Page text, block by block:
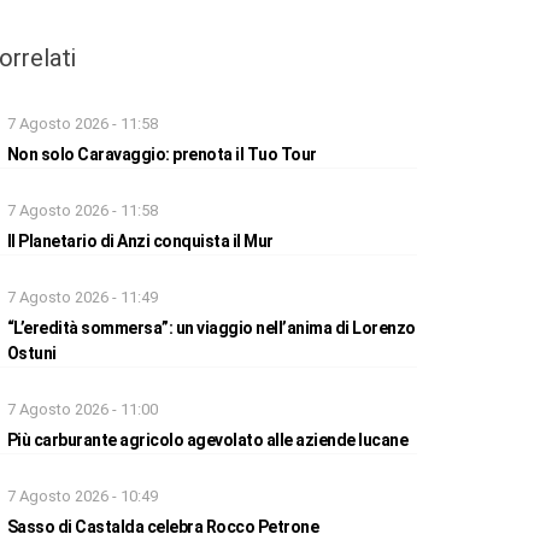
7 Agosto 2026 - 11:58
Non solo Caravaggio: prenota il Tuo Tour
7 Agosto 2026 - 11:58
Il Planetario di Anzi conquista il Mur
7 Agosto 2026 - 11:49
“L’eredità sommersa”: un viaggio nell’anima di Lorenzo
Ostuni
7 Agosto 2026 - 11:00
Più carburante agricolo agevolato alle aziende lucane
7 Agosto 2026 - 10:49
Sasso di Castalda celebra Rocco Petrone